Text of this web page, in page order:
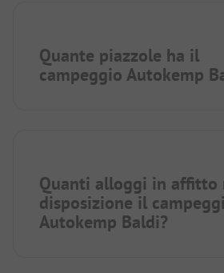
Quante piazzole ha il
campeggio Autokemp
Quanti alloggi in affitto
disposizione il
Autokemp Baldi?